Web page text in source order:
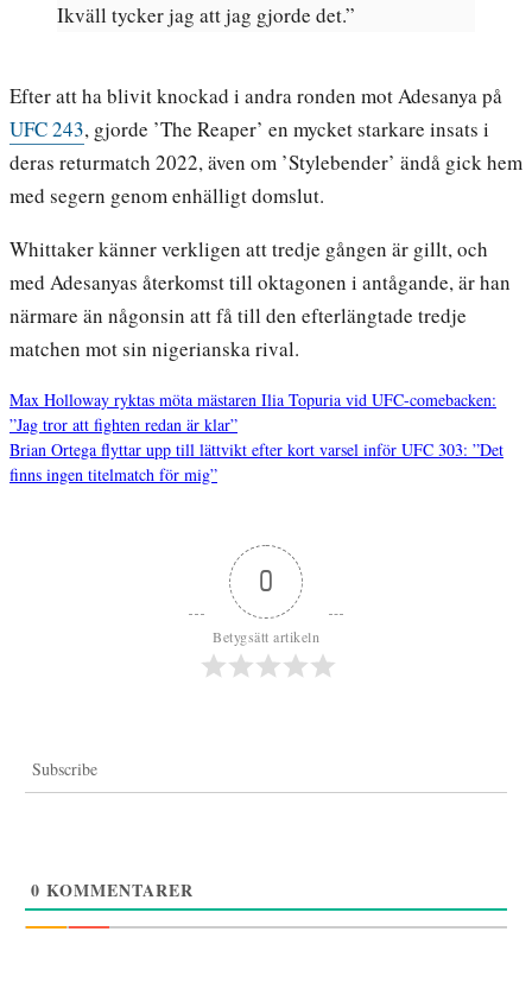
Ikväll tycker jag att jag gjorde det.”
Efter att ha blivit knockad i andra ronden mot Adesanya på
UFC 243, gjorde ’The Reaper’ en mycket starkare insats i
deras returmatch 2022, även om ’Stylebender’ ändå gick hem
med segern genom enhälligt domslut.
Whittaker känner verkligen att tredje gången är gillt, och
med Adesanyas återkomst till oktagonen i antågande, är han
närmare än någonsin att få till den efterlängtade tredje
matchen mot sin nigerianska rival.
Inläggsnavigering
Max Holloway ryktas möta mästaren Ilia Topuria vid UFC-comebacken:
”Jag tror att fighten redan är klar”
Brian Ortega flyttar upp till lättvikt efter kort varsel inför UFC 303: ”Det
finns ingen titelmatch för mig”
0
Betygsätt artikeln
Subscribe
0 KOMMENTARER